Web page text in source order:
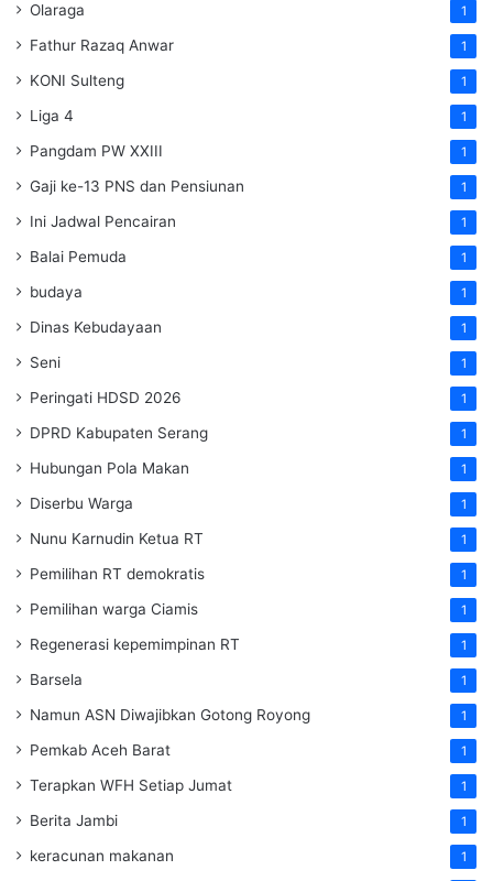
Olaraga 1
Fathur Razaq Anwar 1
KONI Sulteng 1
Liga 4 1
Pangdam PW XXIII 1
Gaji ke-13 PNS dan Pensiunan 1
Ini Jadwal Pencairan 1
Balai Pemuda 1
budaya 1
Dinas Kebudayaan 1
Seni 1
Peringati HDSD 2026 1
DPRD Kabupaten Serang 1
Hubungan Pola Makan 1
Diserbu Warga 1
Nunu Karnudin Ketua RT 1
Pemilihan RT demokratis 1
Pemilihan warga Ciamis 1
Regenerasi kepemimpinan RT 1
Barsela 1
Namun ASN Diwajibkan Gotong Royong 1
Pemkab Aceh Barat 1
Terapkan WFH Setiap Jumat 1
Berita Jambi 1
keracunan makanan 1